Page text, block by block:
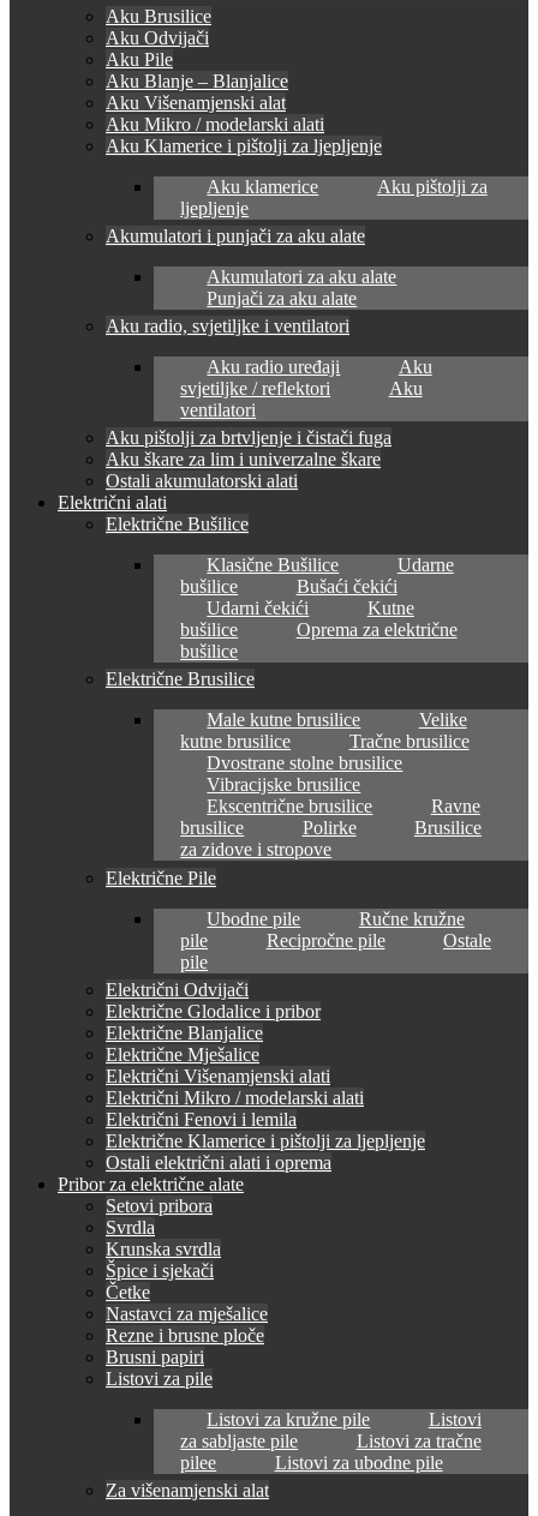
Aku Brusilice
Aku Odvijači
Aku Pile
Aku Blanje – Blanjalice
Aku Višenamjenski alat
Aku Mikro / modelarski alati
Aku Klamerice i pištolji za ljepljenje
Aku klamerice
Aku pištolji za
ljepljenje
Akumulatori i punjači za aku alate
Akumulatori za aku alate
Punjači za aku alate
Aku radio, svjetiljke i ventilatori
Aku radio uređaji
Aku
svjetiljke / reflektori
Aku
ventilatori
Aku pištolji za brtvljenje i čistači fuga
Aku škare za lim i univerzalne škare
Ostali akumulatorski alati
Električni alati
Električne Bušilice
Klasične Bušilice
Udarne
bušilice
Bušaći čekići
Udarni čekići
Kutne
bušilice
Oprema za električne
bušilice
Električne Brusilice
Male kutne brusilice
Velike
kutne brusilice
Tračne brusilice
Dvostrane stolne brusilice
Vibracijske brusilice
Ekscentrične brusilice
Ravne
brusilice
Polirke
Brusilice
za zidove i stropove
Električne Pile
Ubodne pile
Ručne kružne
pile
Recipročne pile
Ostale
pile
Električni Odvijači
Električne Glodalice i pribor
Električne Blanjalice
Električne Mješalice
Električni Višenamjenski alati
Električni Mikro / modelarski alati
Električni Fenovi i lemila
Električne Klamerice i pištolji za ljepljenje
Ostali električni alati i oprema
Pribor za električne alate
Setovi pribora
Svrdla
Krunska svrdla
Špice i sjekači
Četke
Nastavci za mješalice
Rezne i brusne ploče
Brusni papiri
Listovi za pile
Listovi za kružne pile
Listovi
za sabljaste pile
Listovi za tračne
pilee
Listovi za ubodne pile
Za višenamjenski alat